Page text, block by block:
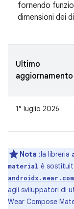
fornendo
dimensioni dei
Ultimo
aggiornamento
1° luglio 2026
Nota :la libreria
material è
agli sviluppatori di
Wear Compose